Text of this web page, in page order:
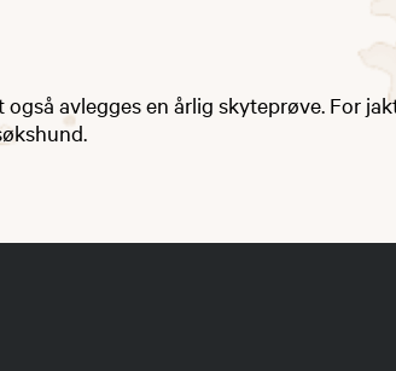
avlegges en årlig skyteprøve. For